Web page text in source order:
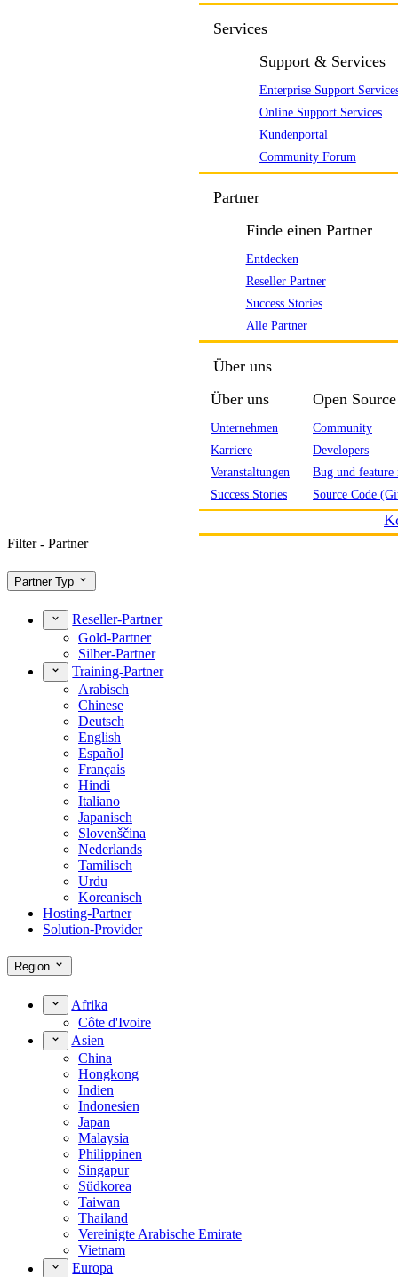
Services
Support & Services
Enterprise Support
Online Support Services
Kundenportal
Community Forum
Partner
Finde einen Partner
Entdecken
Reseller Partner
Success Stories
Alle Partner
Über uns
Über uns
Unternehmen
Karriere
Veranstaltungen
Success Stories
Open Source
Community
Developers
Bug und feature
Source Code
Filter - Partner
Partner Typ
Reseller-Partner
Gold-Partner
Silber-Partner
Training-Partner
Arabisch
Chinese
Deutsch
English
Español
Français
Hindi
Italiano
Japanisch
Slovenščina
Nederlands
Tamilisch
Urdu
Koreanisch
Hosting-Partner
Solution-Provider
Region
Afrika
Côte d'Ivoire
Asien
China
Hongkong
Indien
Indonesien
Japan
Malaysia
Philippinen
Singapur
Südkorea
Taiwan
Thailand
Vereinigte Arabische Emirate
Vietnam
Europa